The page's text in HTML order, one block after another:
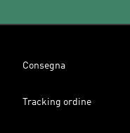
Consegna
Tracking ordine